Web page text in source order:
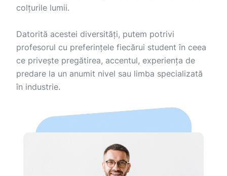
colțurile lumii.
Datorită acestei diversități, putem potrivi
profesorul cu preferințele fiecărui student în ceea
ce privește pregătirea, accentul, experiența de
predare la un anumit nivel sau limba specializată
în industrie.